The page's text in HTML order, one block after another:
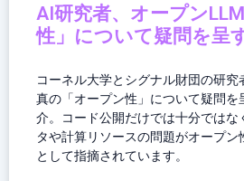
AI研究者、オープン
性」について疑問を呈
コーネル大学とシグナル財団の研究
真の「オープン性」について疑問を
介。コード公開だけでは十分ではな
タや計算リソースの問題がオープ
として指摘されています。